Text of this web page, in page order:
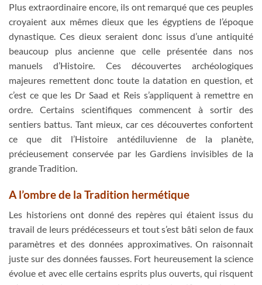
Plus extraordinaire encore, ils ont remarqué que ces peuples
croyaient aux mêmes dieux que les égyptiens de l’époque
dynastique. Ces dieux seraient donc issus d’une antiquité
beaucoup plus ancienne que celle présentée dans nos
manuels d’Histoire. Ces découvertes archéologiques
majeures remettent donc toute la datation en question, et
c’est ce que les Dr Saad et Reis s’appliquent à remettre en
ordre. Certains scientifiques commencent à sortir des
sentiers battus. Tant mieux, car ces découvertes confortent
ce que dit l’Histoire antédiluvienne de la planète,
précieusement conservée par les Gardiens invisibles de la
grande Tradition.
A l’ombre de la Tradition hermétique
Les historiens ont donné des repères qui étaient issus du
travail de leurs prédécesseurs et tout s’est bâti selon de faux
paramètres et des données approximatives. On raisonnait
juste sur des données fausses. Fort heureusement la science
évolue et avec elle certains esprits plus ouverts, qui risquent